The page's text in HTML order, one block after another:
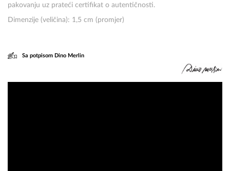
pakovanju uz prateći certifikat o autentičnosti.
Dimenzije (veličina): 1,5 cm (promjer)
Sa potpisom Dino Merlin